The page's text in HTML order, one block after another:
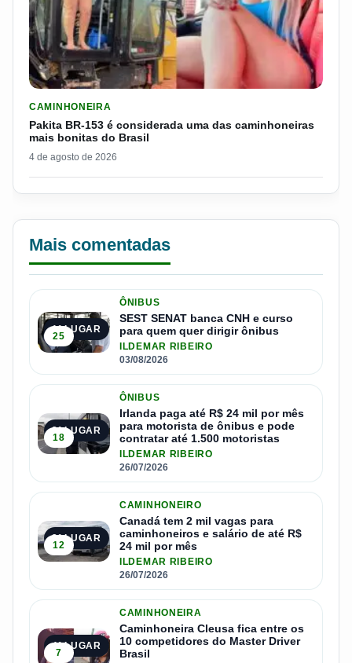
CAMINHONEIRA
Pakita BR-153 é considerada uma das caminhoneiras
mais bonitas do Brasil
4 de agosto de 2026
Mais comentadas
1º LUGAR
25
ÔNIBUS
SEST SENAT banca CNH e curso
para quem quer dirigir ônibus
ILDEMAR RIBEIRO
03/08/2026
2º LUGAR
18
ÔNIBUS
Irlanda paga até R$ 24 mil por mês
para motorista de ônibus e pode
contratar até 1.500 motoristas
ILDEMAR RIBEIRO
26/07/2026
3º LUGAR
12
CAMINHONEIRO
Canadá tem 2 mil vagas para
caminhoneiros e salário de até R$
24 mil por mês
ILDEMAR RIBEIRO
26/07/2026
4º LUGAR
7
CAMINHONEIRA
Caminhoneira Cleusa fica entre os
10 competidores do Master Driver
Brasil